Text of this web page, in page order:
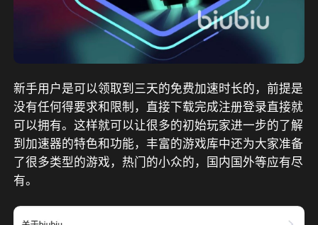
新手用户是可以领取到三天的免费加速时长的，前提是
没有任何得要求和限制，直接下载完成注册登录直接就
可以拥有。这样就可以让很多的初始玩家进一步的了解
到加速器的特色和功能，丰富的游戏库中还为大家准备
了很多类型的游戏，热门的小众的，国内国外等应有尽
有。